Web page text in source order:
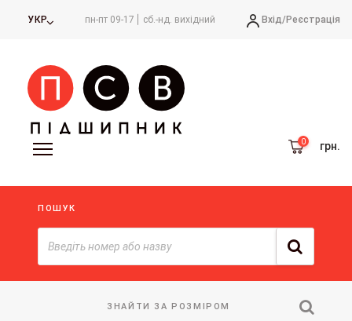
УКР пн-пт 09-17 сб.-нд. вихідний Вхід/Реєстрація
грн.
ПОШУК
ЗНАЙТИ ЗА РОЗМІРОМ